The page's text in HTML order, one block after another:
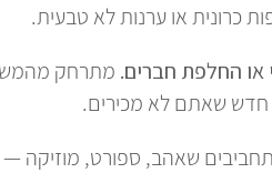
כרונית או ערנות לא טבעית.
או החלפת חברים. מתרחק
חדש שאתם לא מכירים.
תחביבים שאהב, ספורט, מוזיקה